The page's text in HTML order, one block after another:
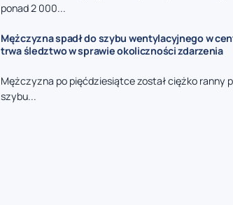
ponad 2 000...
Mężczyzna spadł do szybu wentylacyjnego w
trwa śledztwo w sprawie okoliczności zdarzenia
Mężczyzna po pięćdziesiątce został ciężko ranny
szybu...